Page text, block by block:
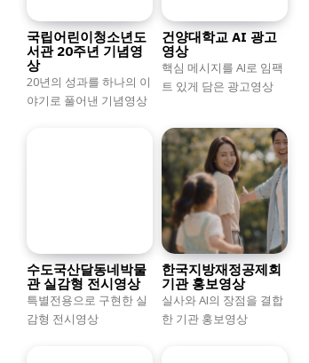
국립어린이청소년도
서관 20주년 기념영
상
20년의 성과를 하나의 이
야기로 풀어낸 기념영상
건양대학교 AI 광고
영상
핵심 메시지를 AI로 임팩
트 있게 담은 광고영상
수도국산달동네박물
관 실감형 전시영상
특별전용으로 구현한 실
감형 전시영상
한국지방재정공제회
기관 홍보영상
실사와 AI의 장점을 결합
한 기관 홍보영상